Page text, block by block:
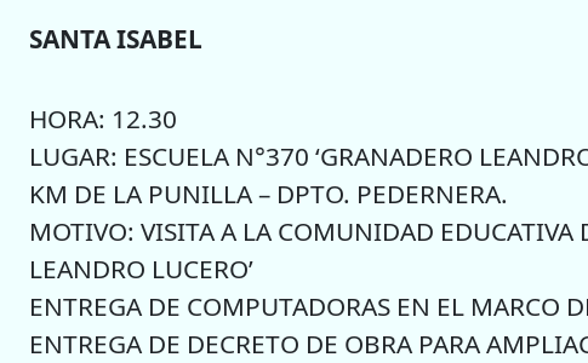
SANTA ISABEL
HORA: 12.30
LUGAR: ESCUELA N°370 ‘GRANADERO
KM DE LA PUNILLA – DPTO. PEDERNERA.
MOTIVO: VISITA A LA COMUNIDAD EDUCATIVA
LEANDRO LUCERO’
ENTREGA DE COMPUTADORAS EN EL MARCO
ENTREGA DE DECRETO DE OBRA PARA